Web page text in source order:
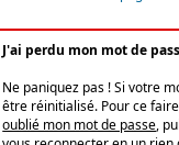
J'ai perdu mon mot de
Ne paniquez pas ! Si votre
être réinitialisé. Pour ce
oublié mon mot de passe,